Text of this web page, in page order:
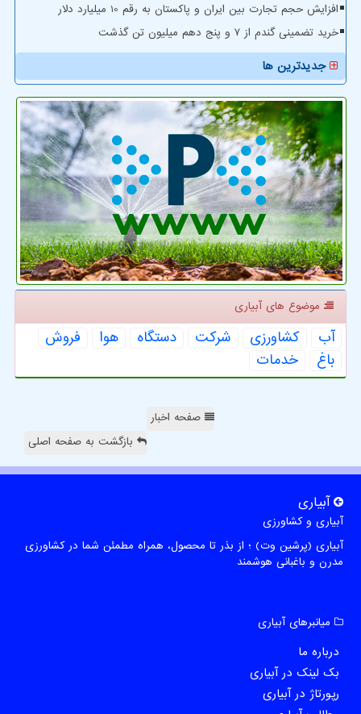
افزایش حجم تجارت بین ایران و پاکستان به رقم 10 میلیارد دلار
خرید تضمینی گندم از ۷ و پنج دهم میلیون تن گذشت
جدیدترین ها
موضوع های آبیاری
آب كشاورزی شركت دستگاه هوا
فروش
باغ
خدمات
صفحه اخبار
بازگشت به صفحه اصلی
آبیاری
آبیاری و کشاورزی
آبیاری (پرشین وت) ؛ از بذر تا محصول، همراه مطمئن شما در کشاورزی
مدرن و باغبانی هوشمند
میانبرهای آبیاری
درباره ما
بک لینک در آبیاری
رپورتاژ در آبیاری